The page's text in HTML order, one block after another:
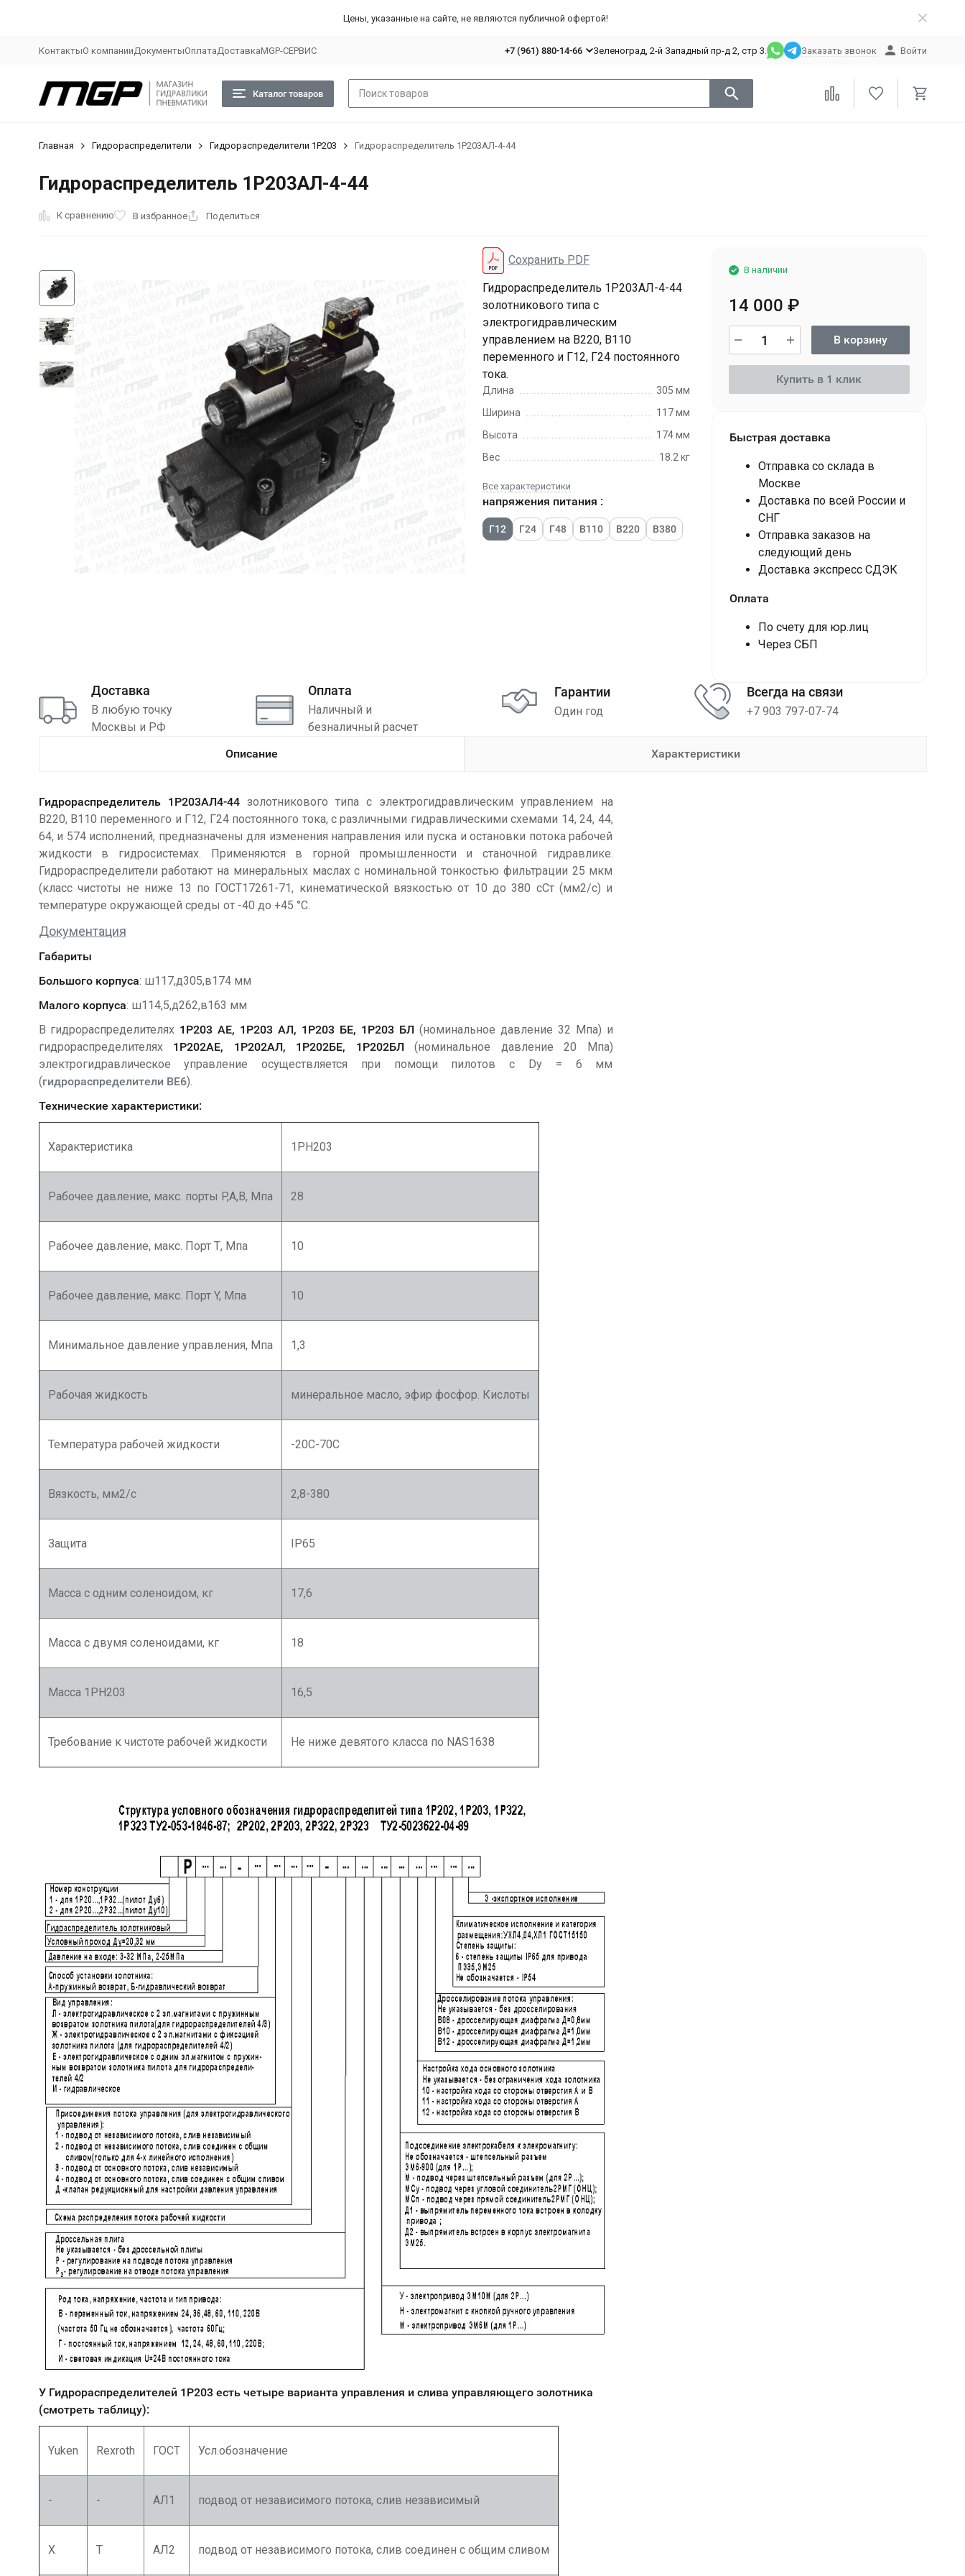
Цены, указанные на сайте, не являются публичной офертой!
КонтактыО компании ДокументыОплата ДоставкаMGP-СЕРВИС +7 (961) 880-14-66 Зеленоград, 2-й Западный пр-д 2, стр 3. Заказать звонок Войти
Каталог товаров
Главная Гидрораспределители Гидрораспределители 1Р203 Гидрораспределитель 1Р203АЛ-4-44
Гидрораспределитель 1Р203АЛ-4-44
К сравнению В избранное Поделиться
Сохранить PDF
Гидрораспределитель 1Р203АЛ-4-44
золотникового типа с
электрогидравлическим
управлением на В220, В110
переменного и Г12, Г24 постоянного
тока.
Длина
305 мм
Ширина
117 мм
Высота
174 мм
Вес
18.2 кг
Все характеристики
напряжения питания :
Г12 Г24 Г48 В110 В220 В380
В наличии
14 000 ₽
В корзину
Купить в 1 клик
Быстрая доставка
Отправка со склада в
Москве
Доставка по всей России и
СНГ
Отправка заказов на
следующий день
Доставка экспресс СДЭК
Оплата
По счету для юр.лиц
Через СБП
Доставка
В любую точку
Москвы и РФ
Оплата
Наличный и
безналичный расчет
Гарантии
Один год
Всегда на связи
+7 903 797-07-74
Описание Характеристики
Гидрораспределитель 1Р203АЛ4-44золотникового типа с электрогидравлическим управлением на
В220, В110 переменного и Г12, Г24 постоянного тока, с различными гидравлическими схемами 14, 24, 44,
64, и 574 исполнений, предназначены для изменения направления или пуска и остановки потока рабочей
жидкости в гидросистемах. Применяются в горной промышленности и станочной гидравлике.
Гидрораспределители работают на минеральных маслах с номинальной тонкостью фильтрации 25 мкм
(класс чистоты не ниже 13 по ГОСТ17261-71, кинематической вязкостью от 10 до 380 сСт (мм2/с) и
температуре окружающей среды от -40 до +45 °С.
Документация
Габариты
Большого корпуса: ш117,д305,в174 мм
Малого корпуса: ш114,5,д262,в163 мм
В гидрораспределителях 1Р203 АЕ, 1Р203 АЛ, 1Р203 БЕ, 1Р203 БЛ(номинальное давление 32 Мпа) и
гидрораспределителях 1Р202АЕ, 1Р202АЛ, 1Р202БЕ, 1Р202БЛ(номинальное давление 20 Мпа)
электрогидравлическое управление осуществляется при помощи пилотов с Dy = 6 мм
(гидрораспределители ВЕ6).
Технические характеристики:
Характеристика 1РН203
Рабочее давление, макс. порты P,А,В, Мпа 28
Рабочее давление, макс. Порт Т, Мпа 10
Рабочее давление, макс. Порт Y, Мпа 10
Минимальное давление управления, Мпа 1,3
Рабочая жидкость минеральное масло, эфир фосфор. Кислоты
Температура рабочей жидкости -20С-70С
Вязкость, мм2/с 2,8-380
Защита IP65
Масса с одним соленоидом, кг 17,6
Масса с двумя соленоидами, кг 18
Масса 1РН203 16,5
Требование к чистоте рабочей жидкости Не ниже девятого класса по NAS1638
У Гидрораспределителей 1Р203 есть четыре варианта управления и слива управляющего золотника
(смотреть таблицу):
Yuken Rexroth ГОСТ Усл.обозначение
- - АЛ1 подвод от независимого потока, слив независимый
X T АЛ2 подвод от независимого потока, слив соединен с общим сливом